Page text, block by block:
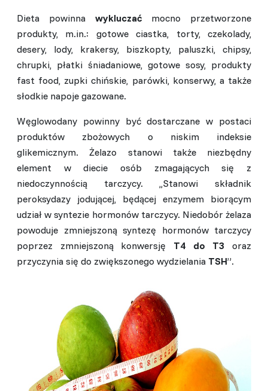
Dieta powinna wykluczać mocno przetworzone
produkty, m.in.: gotowe ciastka, torty, czekolady,
desery, lody, krakersy, biszkopty, paluszki, chipsy,
chrupki, płatki śniadaniowe, gotowe sosy, produkty
fast food, zupki chińskie, parówki, konserwy, a także
słodkie napoje gazowane.
Węglowodany powinny być dostarczane w postaci
produktów zbożowych o niskim indeksie
glikemicznym. Żelazo stanowi także niezbędny
element w diecie osób zmagających się z
niedoczynnością tarczycy. ,,Stanowi składnik
peroksydazy jodującej, będącej enzymem biorącym
udział w syntezie hormonów tarczycy. Niedobór żelaza
powoduje zmniejszoną syntezę hormonów tarczycy
poprzez zmniejszoną konwersję T4 do T3oraz
przyczynia się do zwiększonego wydzielania TSH”.